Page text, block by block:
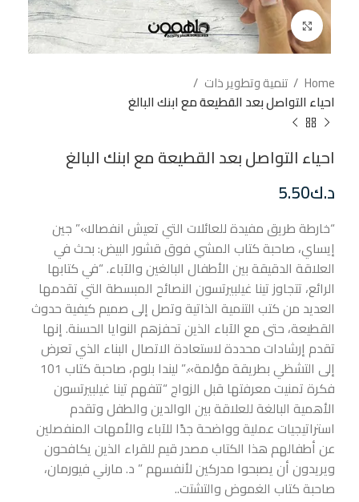
إضغط للتكبير
Home
تنمية وتطوير ذات
احياء التواصل بعد القطيعة مع ابنك البالغ
احياء التواصل بعد القطيعة مع ابنك البالغ
د.ك5.50
“خارطة طريق مفيدة للعائلات التي تعيش انفصالا»” جين
إيساي، صاحبة كتاب المشي فوق قشور البيض: بحث في
العلاقة الدقيقة بين الأطفال البالغين والآباء. “في كتابها
الرائع، تتجاوز تينا غيلبيرتسون النصائح المبسطة التي تقدمها
العديد من كتب التنمية الذاتية وتصل إلى صميم كيفية حدوث
القطيعة، حتى مع الآباء الذين تحفزهم النوايا الحسنة. إنها
تقدم إرشادات محددة لاستعادة الاتصال البناء الذي تعرض
إلى التشظي بطريقة مؤلمة».” ليندا بلوم، صاحبة كتاب 101
فكرة تمنيت معرفتها قبل الزواج “تتفهم تينا غيلبيرتسون
الأهمية البالغة للعلاقة بين الوالدين والطفل وتقدم
استراتيجيات عملية وواضحة جدًا للآباء والأمهات المنفصلين
عن أطفالهم هذا الكتاب مصدر قيم للقراء الذين يكافحون
ويريدون أن يصبحوا مدركين لأنفسهم ” د. مارني فيورمان،
صاحبة كتاب الغموض والتشتت..